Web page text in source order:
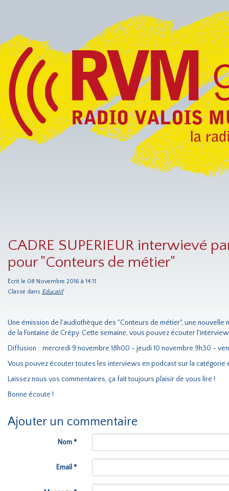
CADRE SUPERIEUR interwievé
pour "Conteurs de métier"
Écrit le 08 Novembre 2016 à 14:11
Classé dans Educatif
Une émission de l'audiothèque des "Conteurs de métier", une
de la Fontaine de Crépy. Cette semaine, vous pouvez écouter
Diffusion : mercredi 9 novembre 18h00 - jeudi 10 novembre 9h30 -
Vous pouvez écouter toutes les interviews en podcast sur la catégorie
Laissez nous vos commentaires, ça fait toujours plaisir de vous lire !
Bonne écoute !
Ajouter un commentaire
Nom *
Email *